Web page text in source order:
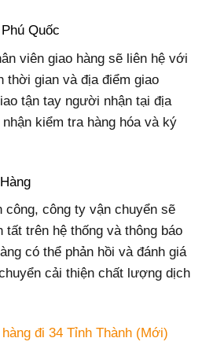
Quốc
viên giao hàng sẽ liên hệ với
thời gian và địa điểm giao
tận tay người nhận tại địa
kiểm tra hàng hóa và ký
công, công ty vận chuyển sẽ
tất trên hệ thống và thông báo
có thể phản hồi và đánh giá
cải thiện chất lượng dịch
đi 34 Tỉnh Thành (Mới)